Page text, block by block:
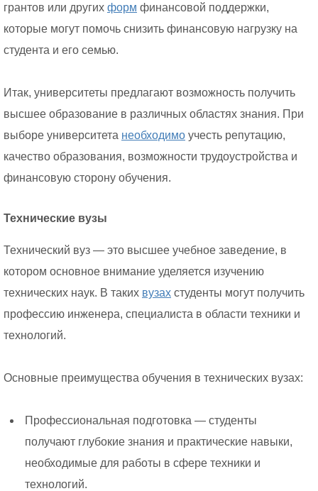
грантов или других форм финансовой поддержки,
которые могут помочь снизить финансовую нагрузку на
студента и его семью.
Итак, университеты предлагают возможность получить
высшее образование в различных областях знания. При
выборе университета необходимо учесть репутацию,
качество образования, возможности трудоустройства и
финансовую сторону обучения.
Технические вузы
Технический вуз — это высшее учебное заведение, в
котором основное внимание уделяется изучению
технических наук. В таких вузах студенты могут получить
профессию инженера, специалиста в области техники и
технологий.
Основные преимущества обучения в технических вузах:
Профессиональная подготовка — студенты
получают глубокие знания и практические навыки,
необходимые для работы в сфере техники и
технологий.